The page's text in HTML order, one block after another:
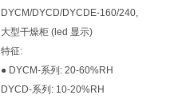
DYCM/DYCD/DYCDE-160/240,
大型干燥柜 (led 显示)
特征:
● DYCM-系列: 20-60%RH
DYCD-系列: 10-20%RH